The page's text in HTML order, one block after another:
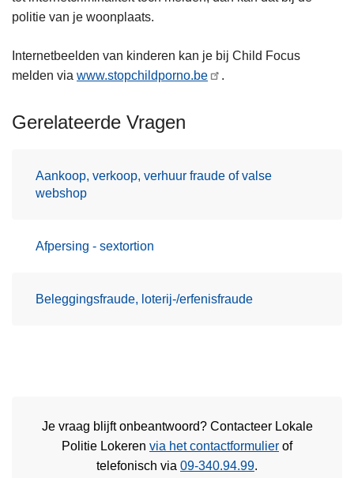
politie van je woonplaats.
Internetbeelden van kinderen kan je bij Child Focus
melden via www.stopchildporno.be .
Gerelateerde Vragen
Aankoop, verkoop, verhuur fraude of valse
webshop
Afpersing - sextortion
Beleggingsfraude, loterij-/erfenisfraude
Je vraag blijft onbeantwoord? Contacteer Lokale
Politie Lokeren via het contactformulier of
telefonisch via 09-340.94.99.